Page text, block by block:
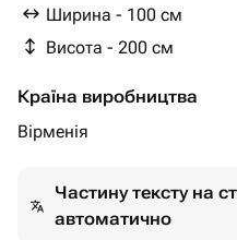
Ширина - 100 см
Висота - 200 см
Країна виробництва
Вірменія
Частину тексту на
автоматично